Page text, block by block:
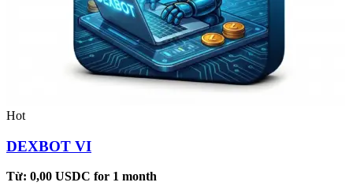
Hot
DEXBOT VI
Từ: 0,00 USDC for 1 month